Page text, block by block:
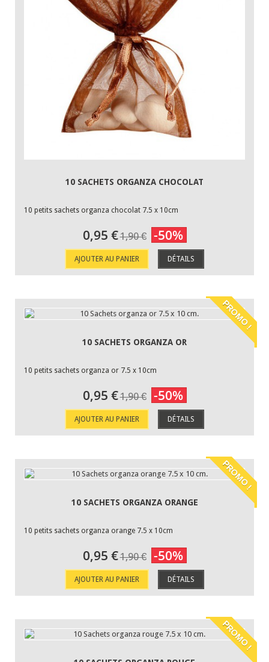
10 SACHETS ORGANZA CHOCOLAT
10 petits sachets organza chocolat 7.5 x 10cm
0,95 €1,90 € -50%
AJOUTER AU PANIER DÉTAILS
PROMO !
10 SACHETS ORGANZA OR
10 petits sachets organza or 7.5 x 10cm
0,95 €1,90 € -50%
AJOUTER AU PANIER DÉTAILS
PROMO !
10 SACHETS ORGANZA ORANGE
10 petits sachets organza orange 7.5 x 10cm
0,95 €1,90 € -50%
AJOUTER AU PANIER DÉTAILS
PROMO !